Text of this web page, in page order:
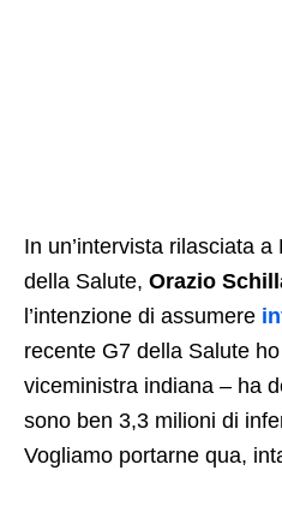
In un’intervista rilasciata
della Salute, Orazio
l’intenzione di assumere
recente G7 della Salute
viceministra indiana – ha
sono ben 3,3 milioni di
Vogliamo portarne qua,